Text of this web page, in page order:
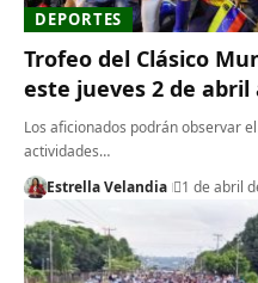
DEPORTES
Trofeo del Clásico
este jueves 2 de abril
Los aficionados podrán observar
actividades…
Estrella Velandia
1 de abril